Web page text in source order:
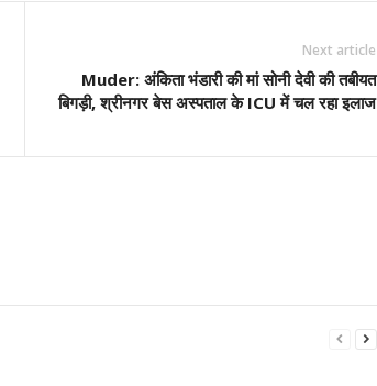
Next article
Muder: अंकिता भंडारी की मां सोनी देवी की तबीयत
बिगड़ी, श्रीनगर बेस अस्‍पताल के ICU में चल रहा इलाज